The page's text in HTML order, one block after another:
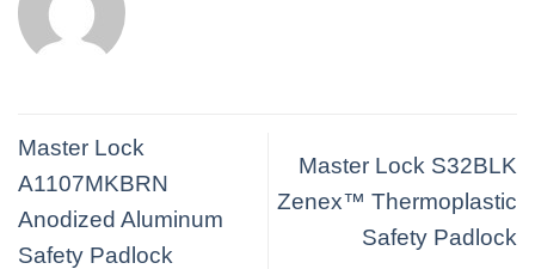
Master Lock
A1107MKBRN
Anodized Aluminum
Safety Padlock
Master Lock S32BLK
Zenex™ Thermoplastic
Safety Padlock